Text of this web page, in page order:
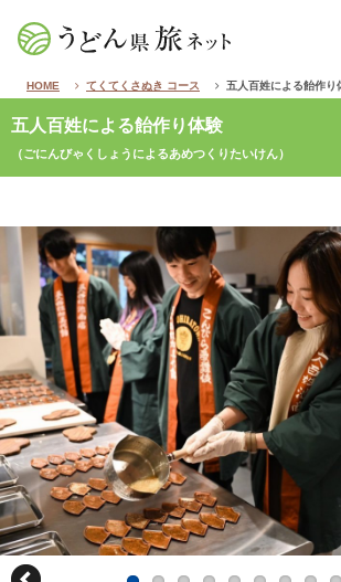
HOME てくてくさぬき コース 五人百姓による飴作り
五人百姓による飴作り体験
（ごにんびゃくしょうによるあめつくりたいけん）